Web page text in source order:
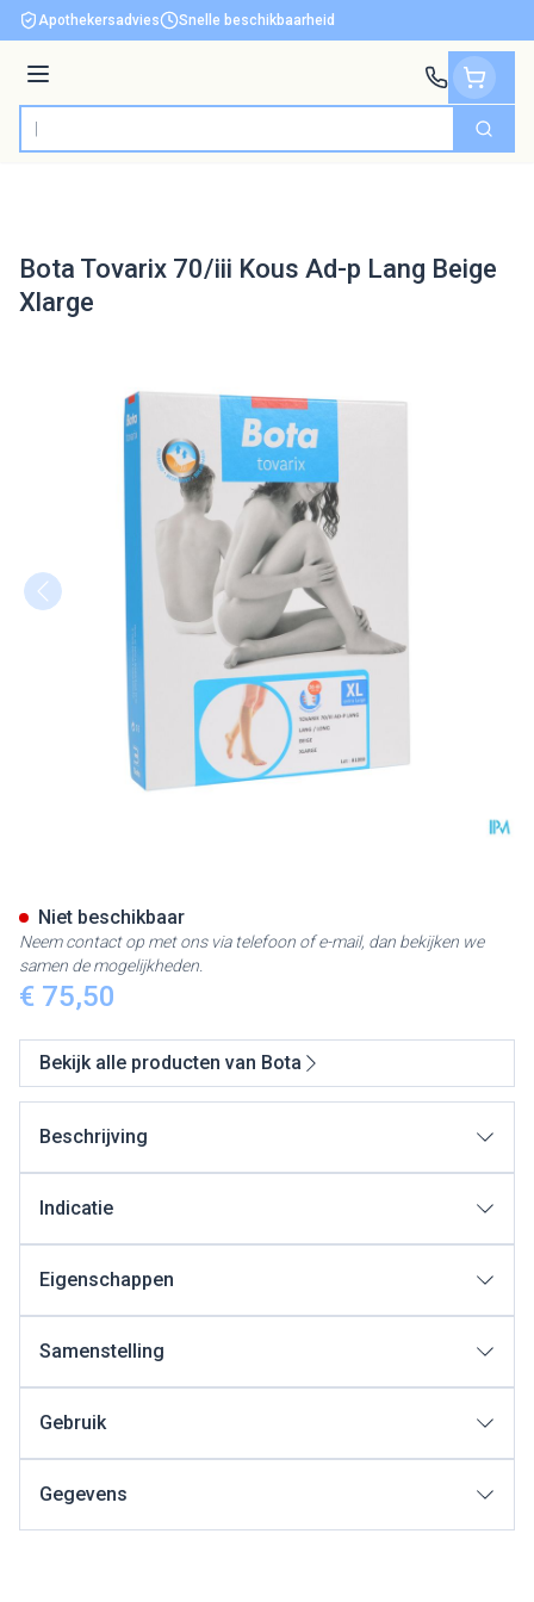
Ga naar de inhoud
Apothekersadvies Snelle beschikbaarheid
Menu
Product, merk, categorie... Zoek
Bota Tovarix 70/iii Kous Ad-p Lang Beige
Xlarge
€ 75,50
Niet beschikbaar
Neem contact op met ons via telefoon of e-mail, dan bekijken we
samen de mogelijkheden.
Bekijk alle producten van Bota
Beschrijving
Indicatie
Eigenschappen
Samenstelling
Gebruik
Gegevens